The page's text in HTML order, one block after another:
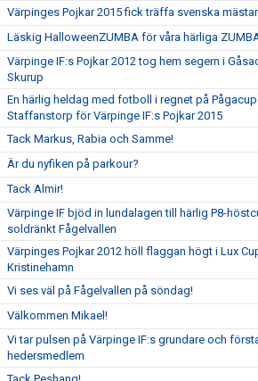
Värpinges Pojkar 2015 fick träffa svenska
Läskig HalloweenZUMBA för våra härliga
Värpinge IF:s Pojkar 2012 tog hem segern i
Skurup
En härlig heldag med fotboll i regnet på
Staffanstorp för Värpinge IF:s Pojkar 2015
Tack Markus, Rabia och Samme!
Är du nyfiken på parkour?
Tack Almir!
Värpinge IF bjöd in lundalagen till härlig P8-
soldränkt Fågelvallen
Värpinges Pojkar 2012 höll flaggan högt i Lux
Kristinehamn
Vi ses väl på Fågelvallen på söndag!
Välkommen Mikael!
Vi tar pulsen på Värpinge IF:s grundare och
hedersmedlem